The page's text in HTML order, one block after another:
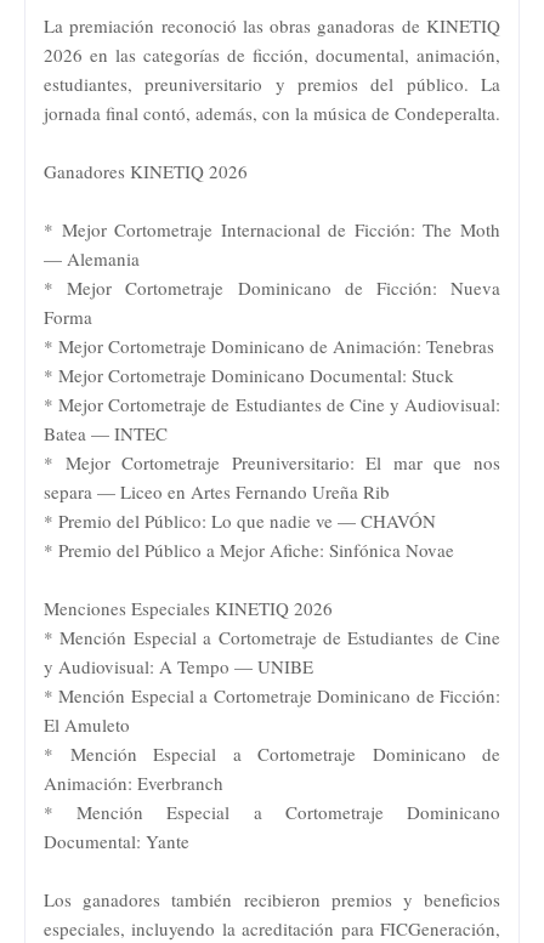
La premiación reconoció las obras ganadoras de KINETIQ
2026 en las categorías de ficción, documental, animación,
estudiantes, preuniversitario y premios del público. La
jornada final contó, además, con la música de Condeperalta.
Ganadores KINETIQ 2026
* Mejor Cortometraje Internacional de Ficción: The Moth
— Alemania
* ⁠Mejor Cortometraje Dominicano de Ficción: Nueva
Forma
* ⁠Mejor Cortometraje Dominicano de Animación: Tenebras
* ⁠Mejor Cortometraje Dominicano Documental: Stuck
* ⁠Mejor Cortometraje de Estudiantes de Cine y Audiovisual:
Batea — INTEC
* ⁠Mejor Cortometraje Preuniversitario: El mar que nos
separa — Liceo en Artes Fernando Ureña Rib
* ⁠Premio del Público: Lo que nadie ve — CHAVÓN
* ⁠Premio del Público a Mejor Afiche: Sinfónica Novae
Menciones Especiales KINETIQ 2026
* Mención Especial a Cortometraje de Estudiantes de Cine
y Audiovisual: A Tempo — UNIBE
* ⁠Mención Especial a Cortometraje Dominicano de Ficción:
El Amuleto
* ⁠Mención Especial a Cortometraje Dominicano de
Animación: Everbranch
* ⁠Mención Especial a Cortometraje Dominicano
Documental: Yante
Los ganadores también recibieron premios y beneficios
especiales, incluyendo la acreditación para FICGeneración,